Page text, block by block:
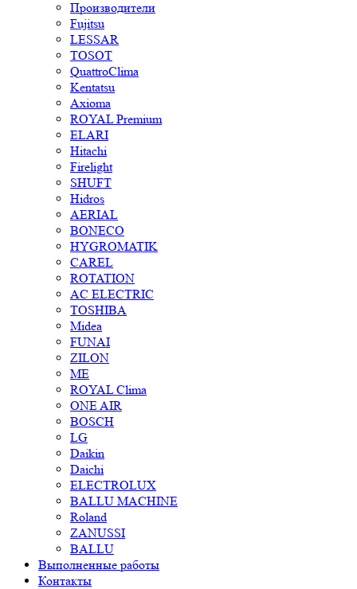
Производители
Fujitsu
LESSAR
TOSOT
QuattroClima
Kentatsu
Axioma
ROYAL Premium
ELARI
Hitachi
Firelight
SHUFT
Hidros
AERIAL
BONECO
HYGROMATIK
CAREL
ROTATION
AC ELECTRIC
TOSHIBA
Midea
FUNAI
ZILON
ME
ROYAL Clima
ONE AIR
BOSCH
LG
Daikin
Daichi
ELECTROLUX
BALLU MACHINE
Roland
ZANUSSI
BALLU
Выполненные работы
Контакты